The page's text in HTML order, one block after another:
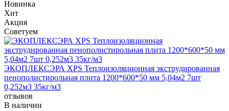
Новинка
Хит
Акция
Советуем
ЭКОПЛЕКСЭРА XPS Теплоизоляционная экструдированная
пенополистирольная плита 1200*600*50 мм 5,04м2 7шт
0,252м3 35кг/м3
отзывов
В наличии